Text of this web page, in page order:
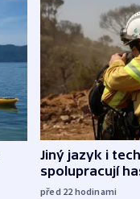
Jiný jazyk i
spolupracují
před 22 hodinami